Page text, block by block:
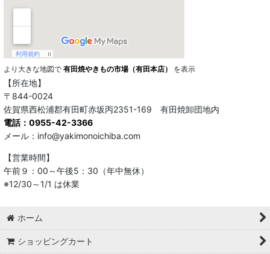
より大きな地図で 有田焼やきもの市場（有田本店） を表示
【所在地】
〒844-0024
佐賀県西松浦郡有田町赤坂丙2351-169 有田焼卸団地内
電話：0955-42-3366
メール：info@yakimonoichiba.com
【営業時間】
午前９：00～午後5：30（年中無休）
※12/30～1/1 は休業
ホーム
ショッピングカート